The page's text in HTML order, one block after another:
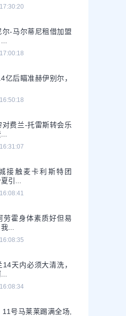
尔-马尔蒂尼租借加盟
亿后瞄准赫伊别尔，
对费兰-托雷斯转会乐
接触麦卡利斯特团
引...
劳霍身体素质好但易
...
天内必须大清洗，
号马莱莱踢满全场,